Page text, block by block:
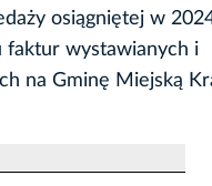
osiągniętej w
faktur wystawianych i
na Gminę Miejską